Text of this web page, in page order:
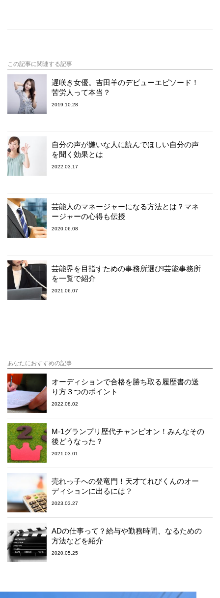
この記事に関連する記事
遅咲き女優。吉田羊のデビューエピソード！
苦労人って本当？
2019.10.28
自分の声が嫌いな人に読んでほしい自分の声
を聞く効果とは
2022.03.17
芸能人のマネージャーになる方法とは？マネ
ージャーの心得も伝授
2020.06.08
芸能界を目指すための事務所選び!芸能事務所
を一覧で紹介
2021.06.07
あなたにおすすめの記事
オーディションで合格を勝ち取る履歴書の送
り方３つのポイント
2022.08.02
M-1グランプリ歴代チャンピオン！みんなその
後どうなった？
2021.03.01
売れっ子への登竜門！天才てれびくんのオー
ディションに出るには？
2023.03.27
ADの仕事って？給与や勤務時間、なるための
方法などを紹介
2020.05.25